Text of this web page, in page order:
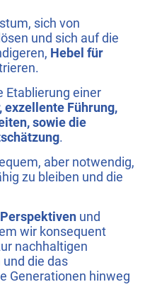
sich von
und sich auf die
Hebel für
Etablierung einer
Führung,
sowie die
.
aber notwendig,
zu bleiben und die
und
wir konsequent
nachhaltigen
die das
Generationen hinweg